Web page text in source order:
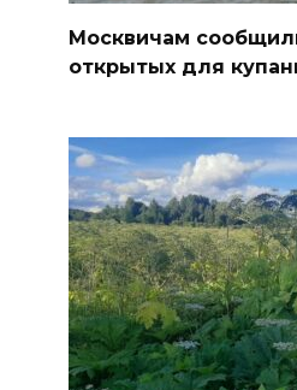
Москвичам
открытых для